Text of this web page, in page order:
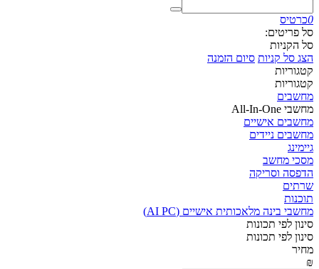
0כרטיס
סל פריטים:
סל הקניות
הצג סל קניות סיום הזמנה
קטגוריות
קטגוריות
מחשבים
מחשבי All-In-One
מחשבים אישיים
מחשבים ניידים
גיימינג
מסכי מחשב
הדפסה וסריקה
שרתים
תוכנות
מחשבי בינה מלאכותית אישיים (AI PC)
סינון לפי תכונות
סינון לפי תכונות
מחיר
₪